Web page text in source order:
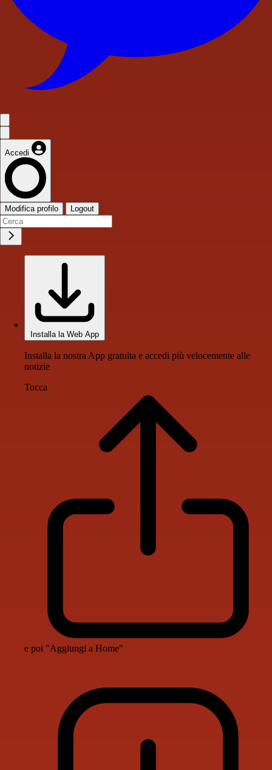
Accedi
Modifica profilo Logout
Installa la Web App
Installa la nostra App gratuita e accedi più velocemente alle
notizie
Tocca
e poi "Aggiungi a Home"